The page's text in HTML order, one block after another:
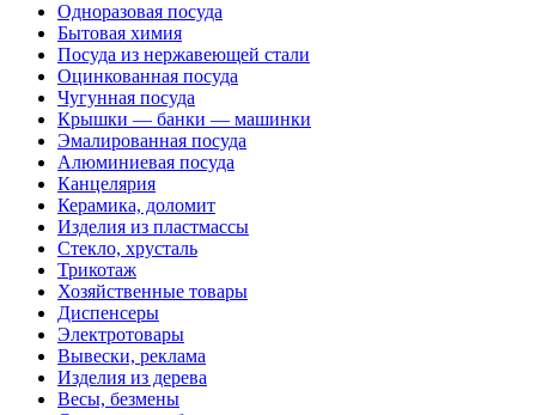
Одноразовая посуда
Бытовая химия
Посуда из нержавеющей стали
Оцинкованная посуда
Чугунная посуда
Крышки — банки — машинки
Эмалированная посуда
Алюминиевая посуда
Канцелярия
Керамика, доломит
Изделия из пластмассы
Стекло, хрусталь
Трикотаж
Хозяйственные товары
Диспенсеры
Электротовары
Вывески, реклама
Изделия из дерева
Весы, безмены